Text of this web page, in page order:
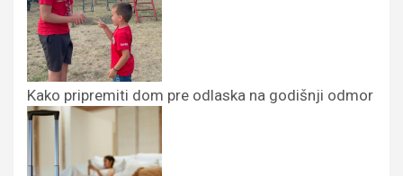
Kako pripremiti dom pre odlaska na godišnji odmor